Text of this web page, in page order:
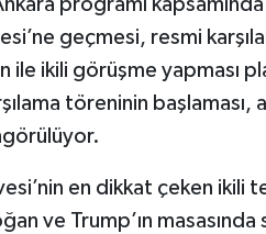
programı
geçmesi, resmi
ile ikili görüşme yapması
töreninin başlaması,
en dikkat çeken ikili
ve Trump’ın masasında